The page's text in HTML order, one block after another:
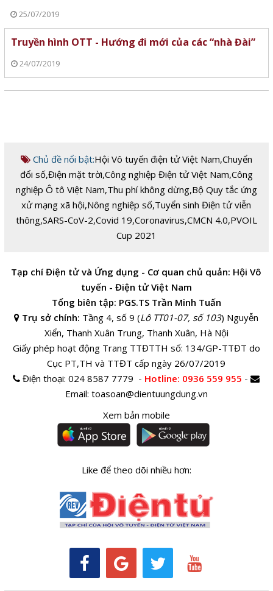
25/07/2019
Truyền hình OTT - Hướng đi mới của các “nhà Đài”
24/07/2019
Chủ đề nổi bật:Hội Vô tuyến điện tử Việt Nam,Chuyển
đổi số,Điện mặt trời,Công nghiệp Điện tử Việt Nam,Công
nghiệp Ô tô Việt Nam,Thu phí không dừng,Bộ Quy tắc ứng
xử mạng xã hội,Nông nghiệp số,Tuyển sinh Điện tử viễn
thông,SARS-CoV-2,Covid 19,Coronavirus,CMCN 4.0,PVOIL
Cup 2021
Tạp chí Điện tử và Ứng dụng - Cơ quan chủ quản: Hội Vô
tuyến - Điện tử Việt Nam
Tổng biên tập: PGS.TS Trần Minh Tuấn
Trụ sở chính: Tầng 4, số 9 (Lô TT01-07, số 103) Nguyễn
Xiển, Thanh Xuân Trung, Thanh Xuân, Hà Nội
Giấy phép hoạt động Trang TTĐTTH số: 134/GP-TTĐT do
Cục PT,TH và TTĐT cấp ngày 26/07/2019
Điện thoại:024 8587 7779 - Hotline: 0936 559 955 -
Email: toasoan@dientuungdung.vn
Xem bản mobile
Like để theo dõi nhiều hơn: